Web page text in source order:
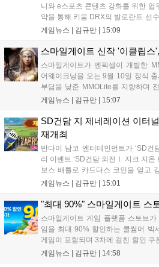
니와 e스포츠 콘텐츠 강화를 위한 업
약을 통해 키움 DRX의 발로란트 선
이터 네트워크를 결합하여 정규 및
오프라인 연계 프로그램을 순차적으
게임뉴스 | 김규만 | 15:09
스마일게이트 신작 '이클립스
스마일게이트가 엔픽셀이 개발한
어웨이크닝을 오는 9월 10일 정식
부담을 낮춘 MMOLite를 지향하며
특징으로 합니다. 현재 공식 홈페이
니다. 또한 카카오톡 채널 추가 시
킨, 경품 이벤트 등 풍성한 혜택을
으고 있습니다....
게임뉴스 | 김규만 | 15:07
SD건담 지 제네레이션 이터
재개최
반다이 남코 엔터테인먼트가 ‘SD건
리 이벤트 ‘SD건담 외전Ⅰ 지크 지온
보스 배틀로 카드다스 코인을 얻고
담을 획득할 수 있다. 로그인 보너스
원 증정한다. 또한 9월 30일까지 공
게임뉴스 | 김규만 | 15:01
"최대 90%" 스마일게이트 스
스마일게이트 게임 플랫폼 스토브
임을 최대 90% 할인하는 쿨썸머 빅
게임이 포함되며 3차에 걸친 할인
경성 배경의 신작 그날의 신문이 출
게임뉴스 | 김규만 | 14:58